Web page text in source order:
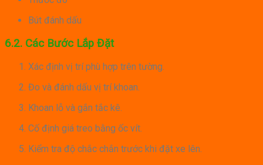
Bút đánh dấu
6.2. Các Bước Lắp Đặt
Xác định vị trí phù hợp trên tường.
Đo và đánh dấu vị trí khoan.
Khoan lỗ và gắn tắc kê.
Cố định giá treo bằng ốc vít.
Kiểm tra độ chắc chắn trước khi đặt xe lên.